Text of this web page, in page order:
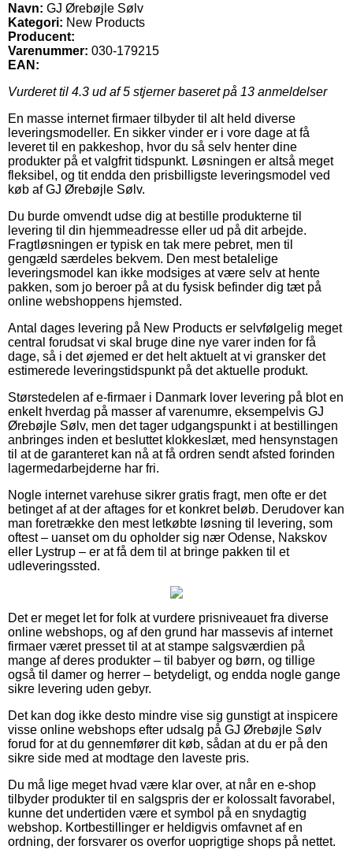
Navn: GJ Ørebøjle Sølv
Kategori: New Products
Producent:
Varenummer: 030-179215
EAN:
Vurderet til 4.3 ud af 5 stjerner baseret på 13 anmeldelser
En masse internet firmaer tilbyder til alt held diverse
leveringsmodeller. En sikker vinder er i vore dage at få
leveret til en pakkeshop, hvor du så selv henter dine
produkter på et valgfrit tidspunkt. Løsningen er altså meget
fleksibel, og tit endda den prisbilligste leveringsmodel ved
køb af GJ Ørebøjle Sølv.
Du burde omvendt udse dig at bestille produkterne til
levering til din hjemmeadresse eller ud på dit arbejde.
Fragtløsningen er typisk en tak mere pebret, men til
gengæld særdeles bekvem. Den mest betalelige
leveringsmodel kan ikke modsiges at være selv at hente
pakken, som jo beroer på at du fysisk befinder dig tæt på
online webshoppens hjemsted.
Antal dages levering på New Products er selvfølgelig meget
central forudsat vi skal bruge dine nye varer inden for få
dage, så i det øjemed er det helt aktuelt at vi gransker det
estimerede leveringstidspunkt på det aktuelle produkt.
Størstedelen af e-firmaer i Danmark lover levering på blot en
enkelt hverdag på masser af varenumre, eksempelvis GJ
Ørebøjle Sølv, men det tager udgangspunkt i at bestillingen
anbringes inden et besluttet klokkeslæt, med hensynstagen
til at de garanteret kan nå at få ordren sendt afsted forinden
lagermedarbejderne har fri.
Nogle internet varehuse sikrer gratis fragt, men ofte er det
betinget af at der aftages for et konkret beløb. Derudover kan
man foretrække den mest letkøbte løsning til levering, som
oftest – uanset om du opholder sig nær Odense, Nakskov
eller Lystrup – er at få dem til at bringe pakken til et
udleveringssted.
Det er meget let for folk at vurdere prisniveauet fra diverse
online webshops, og af den grund har massevis af internet
firmaer været presset til at at stampe salgsværdien på
mange af deres produkter – til babyer og børn, og tillige
også til damer og herrer – betydeligt, og endda nogle gange
sikre levering uden gebyr.
Det kan dog ikke desto mindre vise sig gunstigt at inspicere
visse online webshops efter udsalg på GJ Ørebøjle Sølv
forud for at du gennemfører dit køb, sådan at du er på den
sikre side med at modtage den laveste pris.
Du må lige meget hvad være klar over, at når en e-shop
tilbyder produkter til en salgspris der er kolossalt favorabel,
kunne det undertiden være et symbol på en snydagtig
webshop. Kortbestillinger er heldigvis omfavnet af en
ordning, der forsvarer os overfor uoprigtige shops på nettet.